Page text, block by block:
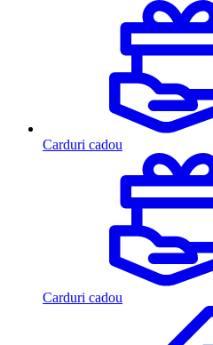
Carduri cadou
Carduri cadou